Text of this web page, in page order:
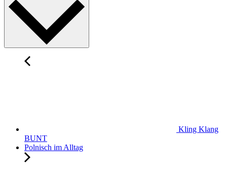
Kling Klang
BUNT
Polnisch im Alltag